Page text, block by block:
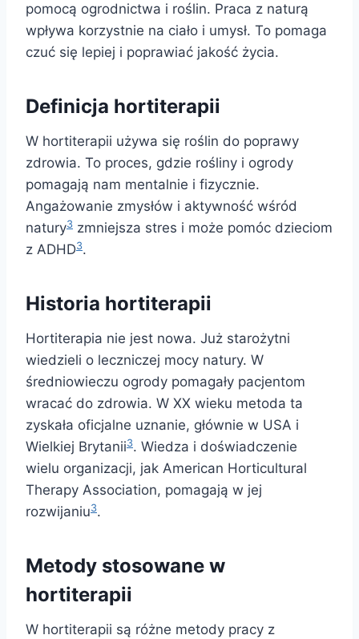
pomocą ogrodnictwa i roślin. Praca z naturą
wpływa korzystnie na ciało i umysł. To pomaga
czuć się lepiej i poprawiać jakość życia.
Definicja hortiterapii
W hortiterapii używa się roślin do poprawy
zdrowia. To proces, gdzie rośliny i ogrody
pomagają nam mentalnie i fizycznie.
Angażowanie zmysłów i aktywność wśród
natury3 zmniejsza stres i może pomóc dzieciom
z ADHD3.
Historia hortiterapii
Hortiterapia nie jest nowa. Już starożytni
wiedzieli o leczniczej mocy natury. W
średniowieczu ogrody pomagały pacjentom
wracać do zdrowia. W XX wieku metoda ta
zyskała oficjalne uznanie, głównie w USA i
Wielkiej Brytanii3. Wiedza i doświadczenie
wielu organizacji, jak American Horticultural
Therapy Association, pomagają w jej
rozwijaniu3.
Metody stosowane w
hortiterapii
W hortiterapii są różne metody pracy z